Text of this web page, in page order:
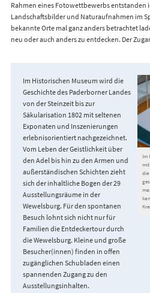
Rahmen eines Fotowettbewerbs entstanden
Landschaftsbilder und Naturaufnahmen im
bekannte Orte mal ganz anders betrachtet
neu oder auch anders zu entdecken. Der
Im Historischen Museum wird die
Geschichte des Paderborner Landes
von der Steinzeit bis zur
Säkularisation 1802 mit seltenen
Exponaten und Inszenierungen
erlebnisorientiert nachgezeichnet.
Vom Leben der Geistlichkeit über
den Adel bis hin zu den Armen und
außerständischen Schichten zieht
sich der inhaltliche Bogen der 29
Ausstellungsräume in der
Wewelsburg. Für den spontanen
Besuch lohnt sich nicht nur für
Familien die Entdeckertour durch
die Wewelsburg. Kleine und große
Besucher(innen) finden in offen
zugänglichen Schubladen einen
spannenden Zugang zu den
Ausstellungsinhalten.
Im
mit
die